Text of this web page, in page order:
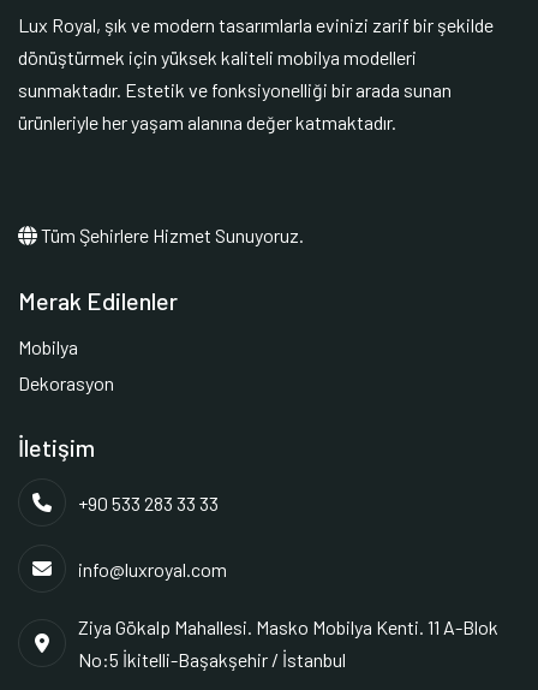
Lux Royal, şık ve modern tasarımlarla evinizi zarif bir şekilde
dönüştürmek için yüksek kaliteli mobilya modelleri
sunmaktadır. Estetik ve fonksiyonelliği bir arada sunan
ürünleriyle her yaşam alanına değer katmaktadır.
Tüm Şehirlere Hizmet Sunuyoruz.
Merak Edilenler
Mobilya
Dekorasyon
İletişim
+90 533 283 33 33
info@luxroyal.com
Ziya Gökalp Mahallesi. Masko Mobilya Kenti. 11 A-Blok
No:5 İkitelli-Başakşehir / İstanbul